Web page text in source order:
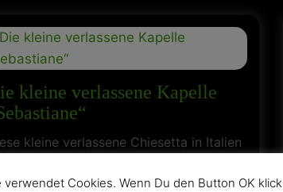
kleine verlassene Kapelle
kleine verlassene Chiesetta in Italien
In Italien soll es ja viele
verwendet Cookies. Wenn Du den Button OK